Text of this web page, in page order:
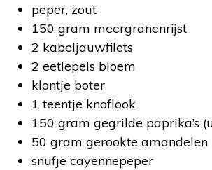
peper, zout
150 gram meergranenrijst
2 kabeljauwfilets
2 eetlepels bloem
klontje boter
1 teentje knoflook
150 gram gegrilde paprika’s
50 gram gerookte amandelen
snufje cayennepeper